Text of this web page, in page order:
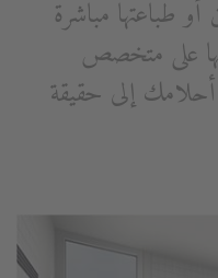
طباعتها مباشرة
على متخصص
أحلامك إلى حقيقة